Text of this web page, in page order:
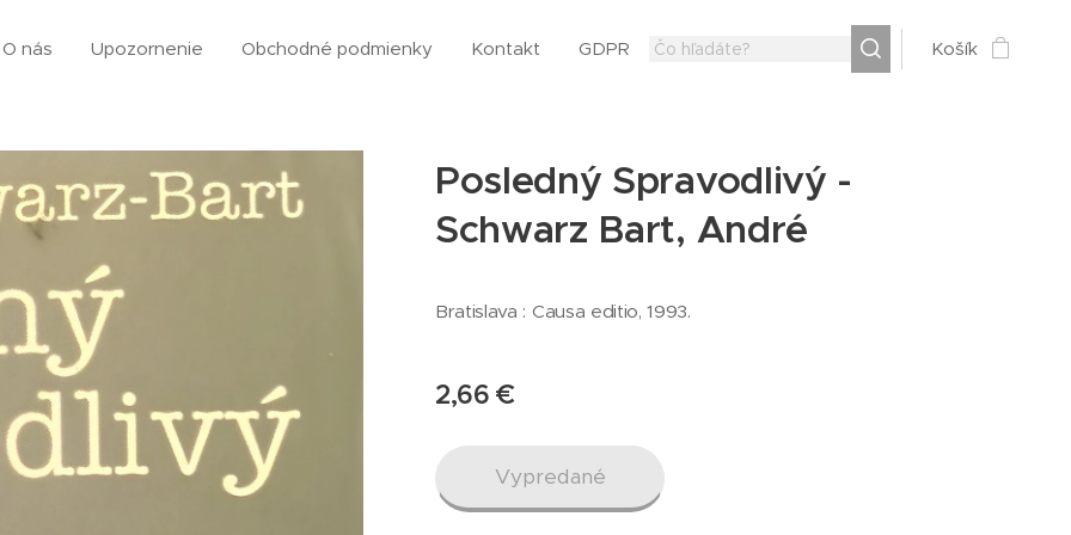
O nás Upozornenie Obchodné podmienky Kontakt GDPR Košík
Posledný Spravodlivý -
Schwarz Bart, André
Bratislava : Causa editio, 1993.
2,66 €
Vypredané